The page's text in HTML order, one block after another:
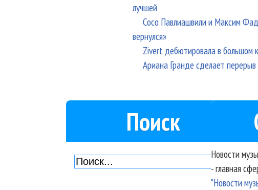
лучшей
Сосо Павлиашвили и Максим
вернулся»
Zivert дебютировала в большом
Ариана Гранде сделает перерыв
Поиск
Новости
- главная
"Новости